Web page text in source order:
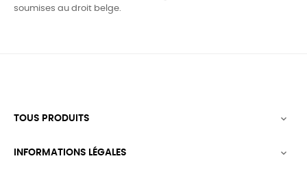
soumises au droit belge.
TOUS PRODUITS 
INFORMATIONS LÉGALES 